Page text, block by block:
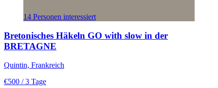
14 Personen interessiert
Bretonisches Häkeln GO with slow in der
BRETAGNE
Quintin, Frankreich
€500 / 3 Tage